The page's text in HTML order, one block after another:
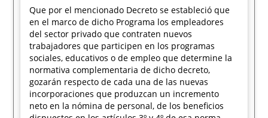
Que por el mencionado Decreto se estableció que
en el marco de dicho Programa los empleadores
del sector privado que contraten nuevos
trabajadores que participen en los programas
sociales, educativos o de empleo que determine la
normativa complementaria de dicho decreto,
gozarán respecto de cada una de las nuevas
incorporaciones que produzcan un incremento
neto en la nómina de personal, de los beneficios